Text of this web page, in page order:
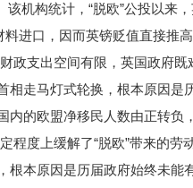
机构统计，“脱欧”公投以来
进口，因而英镑贬值直接推
支出空间有限，英国政府既
走马灯式轮换，根本原因
的欧盟净移民人数由正转负
度上缓解了“脱欧”带来的劳
本原因是历届政府始终未能